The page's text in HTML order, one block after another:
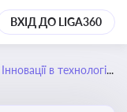
ВХІД ДО LIGA360
Інновації в технологіях